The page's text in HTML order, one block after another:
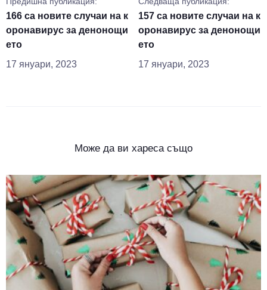
166 са новите случаи на к
оронавирус за денонощи
ето
17 януари, 2023
157 са новите случаи на к
оронавирус за денонощи
ето
17 януари, 2023
Може да ви хареса също